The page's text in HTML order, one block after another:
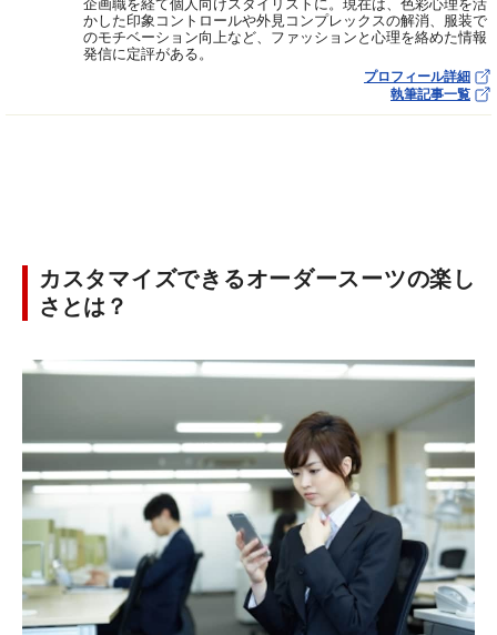
企画職を経て個人向けスタイリストに。現在は、色彩心理を活
かした印象コントロールや外見コンプレックスの解消、服装で
のモチベーション向上など、ファッションと心理を絡めた情報
発信に定評がある。
プロフィール詳細
執筆記事一覧
カスタマイズできるオーダースーツの楽し
さとは？